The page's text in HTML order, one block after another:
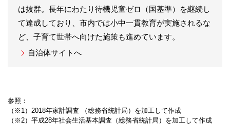
は抜群。長年にわたり待機児童ゼロ（国基準）を継続し
て達成しており、市内では小中一貫教育が実施されるな
ど、子育て世帯へ向けた施策も進めています。
自治体サイトへ
参照：
（※1）2018年家計調査 （総務省統計局）を加工して作成
（※2）平成28年社会生活基本調査（総務省統計局）を加工して作成